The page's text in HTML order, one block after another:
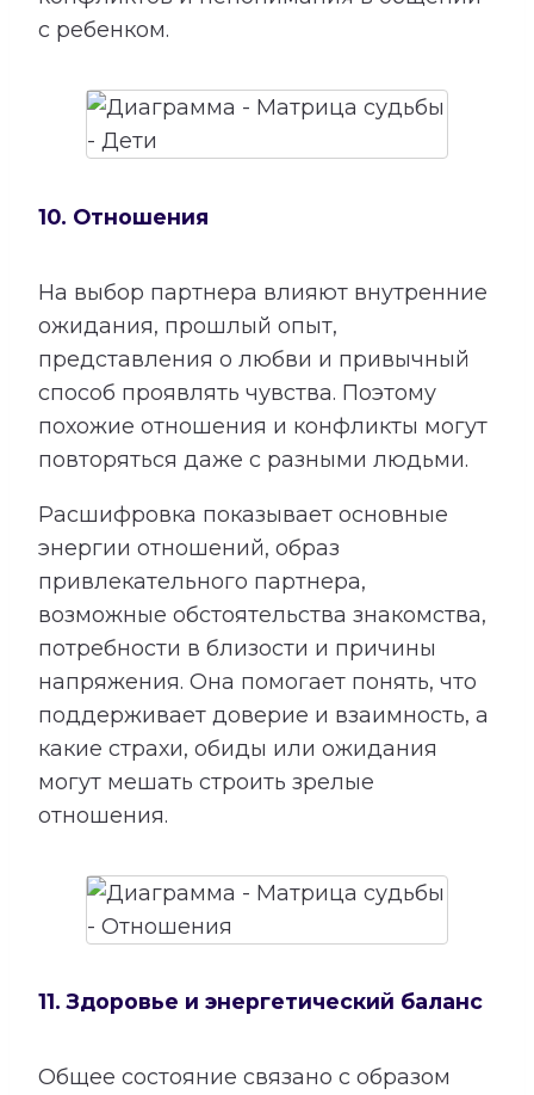
с ребенком.
10. Отношения
На выбор партнера влияют внутренние
ожидания, прошлый опыт,
представления о любви и привычный
способ проявлять чувства. Поэтому
похожие отношения и конфликты могут
повторяться даже с разными людьми.
Расшифровка показывает основные
энергии отношений, образ
привлекательного партнера,
возможные обстоятельства знакомства,
потребности в близости и причины
напряжения. Она помогает понять, что
поддерживает доверие и взаимность, а
какие страхи, обиды или ожидания
могут мешать строить зрелые
отношения.
11. Здоровье и энергетический баланс
Общее состояние связано с образом